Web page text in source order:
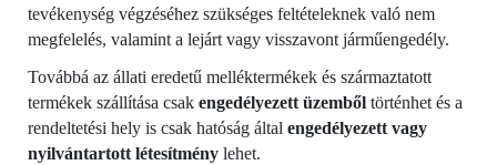
tevékenység végzéséhez szükséges feltételeknek való nem
megfelelés, valamint a lejárt vagy visszavont járműengedély.
Továbbá az állati eredetű melléktermékek és származtatott
termékek szállítása csak engedélyezett üzemből történhet és a
rendeltetési hely is csak hatóság által engedélyezett vagy
nyilvántartott létesítmény lehet.